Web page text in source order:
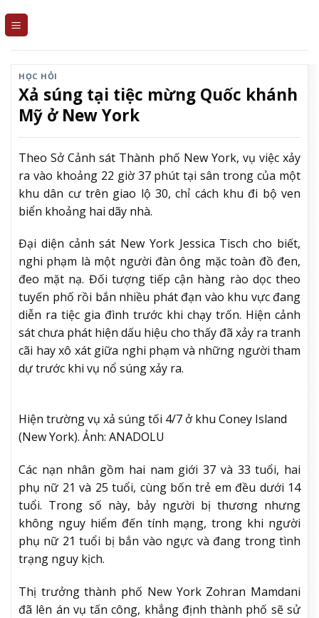
HỌC HỎI
Xả súng tại tiệc mừng Quốc khánh
Mỹ ở New York
Theo Sở Cảnh sát Thành phố New York, vụ việc xảy
ra vào khoảng 22 giờ 37 phút tại sân trong của một
khu dân cư trên giao lộ 30, chỉ cách khu đi bộ ven
biển khoảng hai dãy nhà.
Đại diện cảnh sát New York Jessica Tisch cho biết,
nghi phạm là một người đàn ông mặc toàn đồ đen,
đeo mặt nạ. Đối tượng tiếp cận hàng rào dọc theo
tuyến phố rồi bắn nhiều phát đạn vào khu vực đang
diễn ra tiệc gia đình trước khi chạy trốn. Hiện cảnh
sát chưa phát hiện dấu hiệu cho thấy đã xảy ra tranh
cãi hay xô xát giữa nghi phạm và những người tham
dự trước khi vụ nổ súng xảy ra.
Hiện trường vụ xả súng tối 4/7 ở khu Coney Island
(New York). Ảnh: ANADOLU
Các nạn nhân gồm hai nam giới 37 và 33 tuổi, hai
phụ nữ 21 và 25 tuổi, cùng bốn trẻ em đều dưới 14
tuổi. Trong số này, bảy người bị thương nhưng
không nguy hiểm đến tính mạng, trong khi người
phụ nữ 21 tuổi bị bắn vào ngực và đang trong tình
trạng nguy kịch.
Thị trưởng thành phố New York Zohran Mamdani
đã lên án vụ tấn công, khẳng định thành phố sẽ sử